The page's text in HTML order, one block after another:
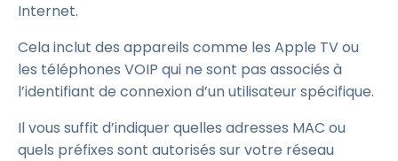
Internet.
Cela inclut des appareils comme les Apple TV ou
les téléphones VOIP qui ne sont pas associés à
l’identifiant de connexion d’un utilisateur spécifique.
Il vous suffit d’indiquer quelles adresses MAC ou
quels préfixes sont autorisés sur votre réseau